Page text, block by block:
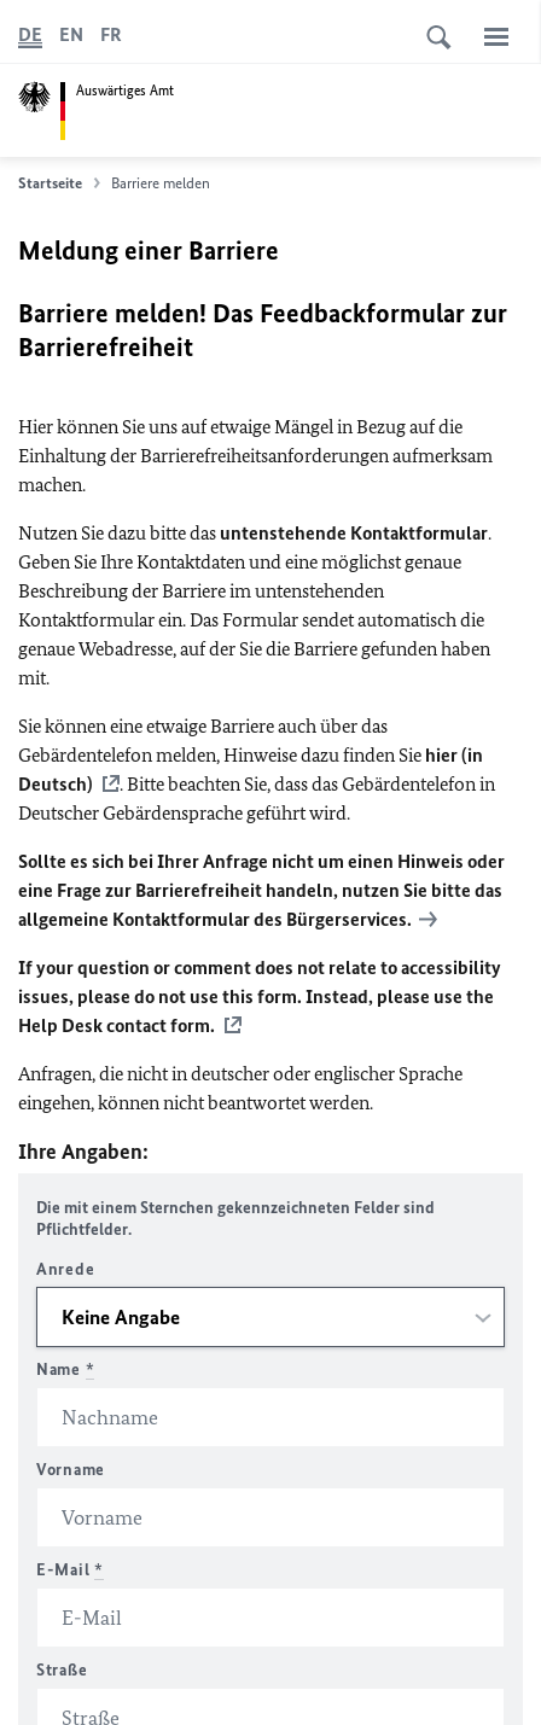
Auswärtiges Amt
DE EN FR
Startseite Barriere melden
Meldung einer Barriere
Barriere melden! Das Feedbackformular zur
Barrierefreiheit
Hier können Sie uns auf etwaige Mängel in Bezug auf die
Einhaltung der Barrierefreiheitsanforderungen aufmerksam
machen.
Nutzen Sie dazu bitte das untenstehende Kontaktformular.
Geben Sie Ihre Kontaktdaten und eine möglichst genaue
Beschreibung der Barriere im untenstehenden
Kontaktformular ein. Das Formular sendet automatisch die
genaue Webadresse, auf der Sie die Barriere gefunden haben
mit.
Sie können eine etwaige Barriere auch über das
Gebärdentelefon melden, Hinweise dazu finden Sie hier (in
Deutsch)
. Bitte beachten Sie, dass das Gebärdentelefon in
Deutscher Gebärdensprache geführt wird.
Sollte es sich bei Ihrer Anfrage nicht um einen Hinweis oder
eine Frage zur Barrierefreiheit handeln, nutzen Sie bitte das
allgemeine Kontaktformular des Bürgerservices.
If your question or comment does not relate to accessibility
issues, please do not use this form. Instead, please use the
Help Desk contact form.
Anfragen, die nicht in deutscher oder englischer Sprache
eingehen, können nicht beantwortet werden.
Ihre Angaben:
Die mit einem Sternchen gekennzeichneten Felder sind
Pflichtfelder.
Anrede
Name *
Vorname
E-Mail *
Straße